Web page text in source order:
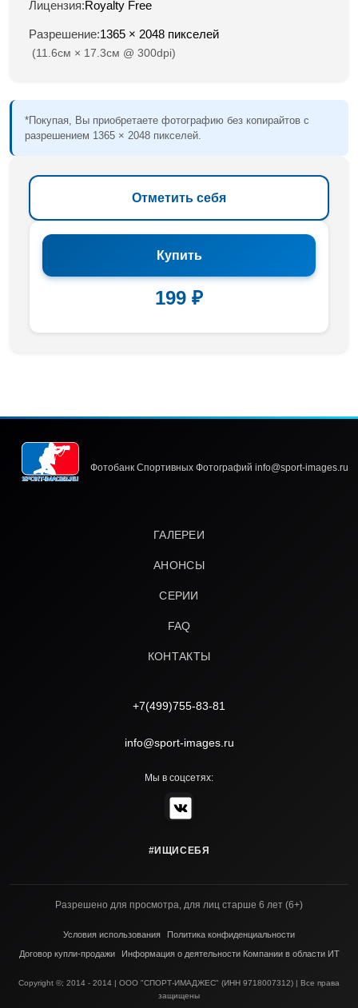
Лицензия:Royalty Free
Разрешение:1365 × 2048 пикселей
(11.6см × 17.3см @ 300dpi)
*Покупая, Вы приобретаете фотографию без копирайтов с
разрешением 1365 × 2048 пикселей.
Отметить себя
Купить
199 ₽
Фотобанк Спортивных Фотографий info@sport-images.ru
ГАЛЕРЕИ
АНОНСЫ
СЕРИИ
FAQ
КОНТАКТЫ
+7(499)755-83-81
info@sport-images.ru
Мы в соцсетях:
#ИЩИСЕБЯ
Разрешено для просмотра, для лиц старше 6 лет (6+)
Условия использования
Политика конфиденциальности
Договор купли-продажи
Информация о деятельности Компании в области ИТ
Copyright ©; 2014 - 2014 | ООО "СПОРТ-ИМАДЖЕС" (ИНН 9718007312) | Все права
защищены